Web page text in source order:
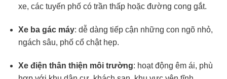
xe, các tuyến phố có trần thấp hoặc đường cong gắt.
Xe ba gác máy: dễ dàng tiếp cận những con ngõ nhỏ,
ngách sâu, phố cổ chật hẹp.
Xe điện thân thiện môi trường: hoạt động êm ái, phù